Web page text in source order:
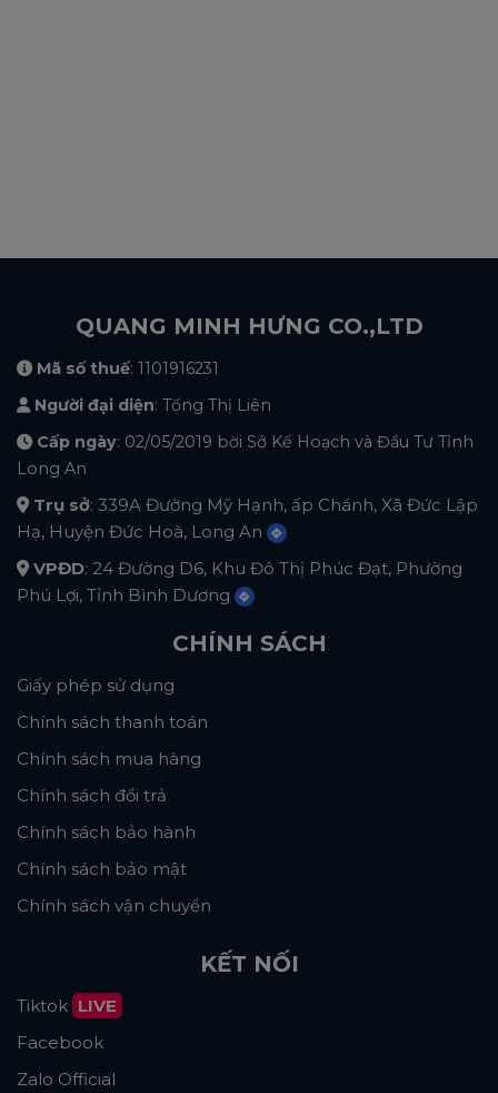
QUANG MINH HƯNG CO.,LTD
Mã số thuế: 1101916231
Người đại diện: Tống Thị Liên
Cấp ngày: 02/05/2019 bời Sở Kế Hoạch và Đầu Tư Tỉnh
Long An
Trụ sở: 339A Đường Mỹ Hạnh, ấp Chánh, Xã Đức Lập
Hạ, Huyện Đức Hoà, Long An
VPĐD: 24 Đường D6, Khu Đô Thị Phúc Đạt, Phường
Phú Lợi, Tỉnh Bình Dương
CHÍNH SÁCH
Giấy phép sử dụng
Chính sách thanh toán
Chính sách mua hàng
Chính sách đổi trả
Chính sách bảo hành
Chính sách bảo mật
Chính sách vận chuyển
KẾT NỐI
Tiktok LIVE
Facebook
Zalo Official